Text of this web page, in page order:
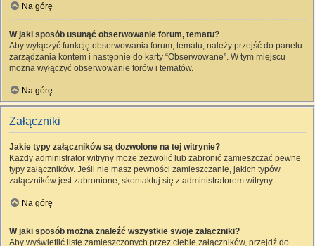
Na górę
W jaki sposób usunąć obserwowanie forum, tematu?
Aby wyłączyć funkcję obserwowania forum, tematu, należy przejść do panelu
zarządzania kontem i następnie do karty “Obserwowane”. W tym miejscu
można wyłączyć obserwowanie forów i tematów.
Na górę
Załączniki
Jakie typy załączników są dozwolone na tej witrynie?
Każdy administrator witryny może zezwolić lub zabronić zamieszczać pewne
typy załączników. Jeśli nie masz pewności zamieszczanie, jakich typów
załączników jest zabronione, skontaktuj się z administratorem witryny.
Na górę
W jaki sposób można znaleźć wszystkie swoje załączniki?
Aby wyświetlić listę zamieszczonych przez ciebie załączników, przejdź do